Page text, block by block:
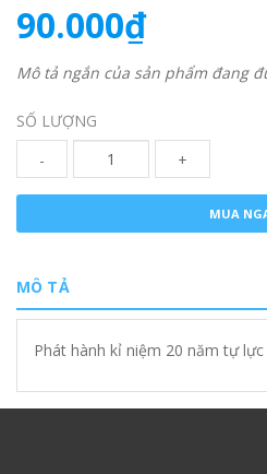
90.000₫
Mô tả ngắn của sản phẩm đang
SỐ LƯỢNG
-
+
MUA
MÔ TẢ
Phát hành kỉ niệm 20 năm tự